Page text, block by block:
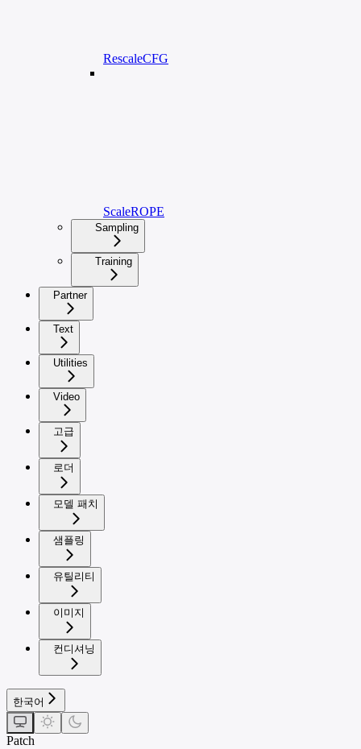
RescaleCFG
ScaleROPE
Sampling
Training
Partner
Text
Utilities
Video
고급
로더
모델 패치
샘플링
유틸리티
이미지
컨디셔닝
한국어
Patch